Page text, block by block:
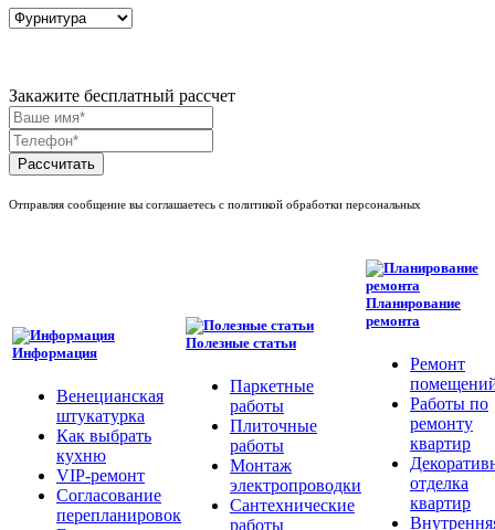
Закажите бесплатный рассчет
Рассчитать
Отправляя сообщение вы соглашаетесь с политикой обработки персональных
Информация
Венецианская
штукатурка
Как выбрать
кухню
VIP-ремонт
Согласование
перепланировок
Полезные статьи
Паркетные
работы
Плиточные
работы
Монтаж
электропроводки
Сантехнические
работы
Планирование
ремонта
Ремонт
Работы по
ремонту
квартир
отделка
квартир